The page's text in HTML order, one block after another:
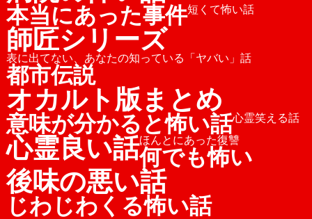
本当にあった事件短くて怖い話
師匠シリーズ
表に出てない、あなたの知っている「ヤバい」話
都市伝説
オカルト版まとめ
意味が分かると怖い話心霊笑える話
心霊良い話ほんとにあった復讐
何でも怖い
後味の悪い話
じわじわくる怖い話